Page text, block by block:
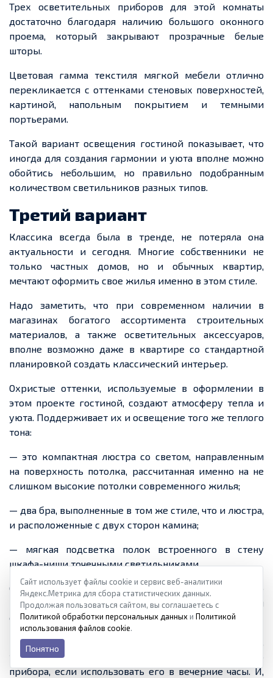
Трех осветительных приборов для этой комнаты
достаточно благодаря наличию большого оконного
проема, который закрывают прозрачные белые
шторы.
Цветовая гамма текстиля мягкой мебели отлично
перекликается с оттенками стеновых поверхностей,
картиной, напольным покрытием и темными
портьерами.
Такой вариант освещения гостиной показывает, что
иногда для создания гармонии и уюта вполне можно
обойтись небольшим, но правильно подобранным
количеством светильников разных типов.
Третий вариант
Классика всегда была в тренде, не потеряла она
актуальности и сегодня. Многие собственники не
только частных домов, но и обычных квартир,
мечтают оформить свое жилья именно в этом стиле.
Надо заметить, что при современном наличии в
магазинах богатого ассортимента строительных
материалов, а также осветительных аксессуаров,
вполне возможно даже в квартире со стандартной
планировкой создать классический интерьер.
Охристые оттенки, используемые в оформлении в
этом проекте гостиной, создают атмосферу тепла и
уюта. Поддерживает их и освещение того же теплого
тона:
— это компактная люстра со светом, направленным
на поверхность потолка, рассчитанная именно на не
слишком высокие потолки современного жилья;
— два бра, выполненные в том же стиле, что и люстра,
и расположенные с двух сторон камина;
— мягкая подсветка полок встроенного в стену
шкафа-ниши точечными светильниками.
Современные осветительные приборы гармонично
вписались в этот стиль интерьера. При этом они
отлично выполняют свои функции, но скрыты от глаз.
Камин является центральным элементом дизайна. Он,
также может выполнять функции и осветительного
прибора, если использовать его в вечерние часы. И,
Сайт использует файлы cookie и сервис веб-аналитики
Яндекс.Метрика для сбора статистических данных.
Продолжая пользоваться сайтом, вы соглашаетесь с
Политикой обработки персональных данных и Политикой
использования файлов cookie.
Понятно